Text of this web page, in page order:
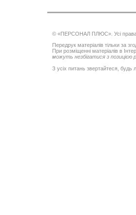
© «ПЕРСОНАЛ ПЛЮС». Усі права
Передрук матеріалів тільки за
При розміщенні матеріалів в
можуть незбігатися з позицією
З усіх питань звертайтеся, будь